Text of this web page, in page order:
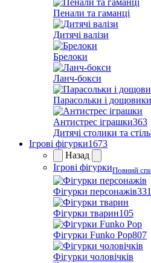
Пенали та гаманці
Дитячі валізи
Брелоки
Ланч-бокси
Парасольки і дощовики
Антистрес іграшки363
Дитячі столики та
Ігрові фігурки1673
Назад
Ігрові фігуркиПовний
Фігурки персонажів331
Фігурки тварин105
Фігурки Funko Pop807
Фігурки чоловічків